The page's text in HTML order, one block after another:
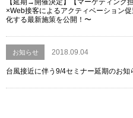
【延期→開催決定】【マーケティング
×Web接客によるアクティベーション
化する最新施策を公開！〜
お知らせ 2018.09.04
台風接近に伴う9/4セミナー延期のお知